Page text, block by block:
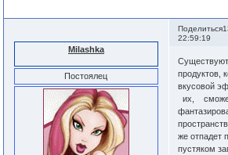
Поделиться
22:59:19
Milashka
Постоялец
Существуют
продуктов,
вкусовой
их,
же отпадет
пустяком